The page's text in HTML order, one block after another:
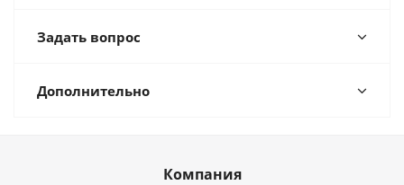
Задать вопрос
Дополнительно
Компания